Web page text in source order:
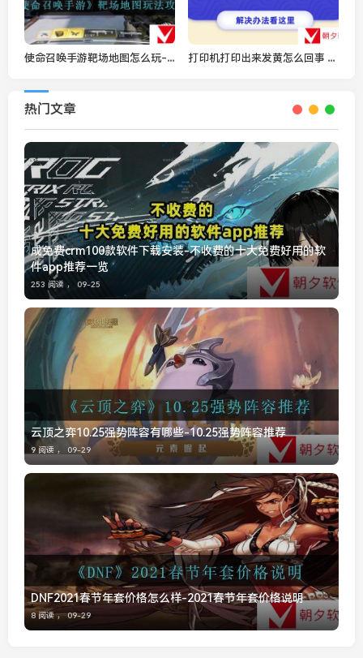
使命召唤手游靶场地图怎么玩-靶场地图玩法攻略 打印机打印出来发黄怎么回事 打印偏黄的解决办法
热门文章
成免费crm100款软件下载安装-不收费的十大免费好用的软
件app推荐一览
253 阅读 ， 09-25
云顶之弈10.25强势阵容有哪些-10.25强势阵容推荐
9 阅读 ， 09-29
DNF2021春节年套价格怎么样-2021春节年套价格说明
8 阅读 ， 09-29